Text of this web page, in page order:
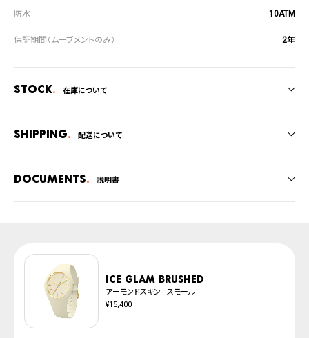
10ATM
2年
Stock 在庫について
在庫切れの場合、キャンセルをさせて頂きます。
Shipping 配送について
・系列店舗から取り寄せ後に発送
※ご予約商品は、記載のお届け予定での発送となります。
Documents 説明書
防水について
ICE glam brushed
アーモンドスキン - スモール
¥15,400